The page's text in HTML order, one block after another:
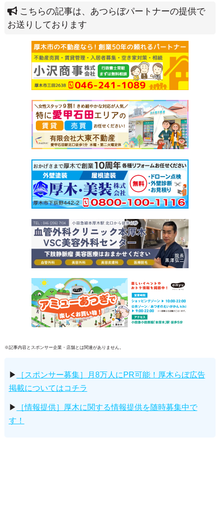
こちらの記事は、あつらぼパートナーの提供で
お送りしております
※記事内容とスポンサー企業・店舗とは関連がありません。
▶
［スポンサー募集］月8万人にPR可能！厚木らぼ広告
掲載についてはコチラ
▶
［情報提供］厚木に関する情報提供を随時募集中で
す！